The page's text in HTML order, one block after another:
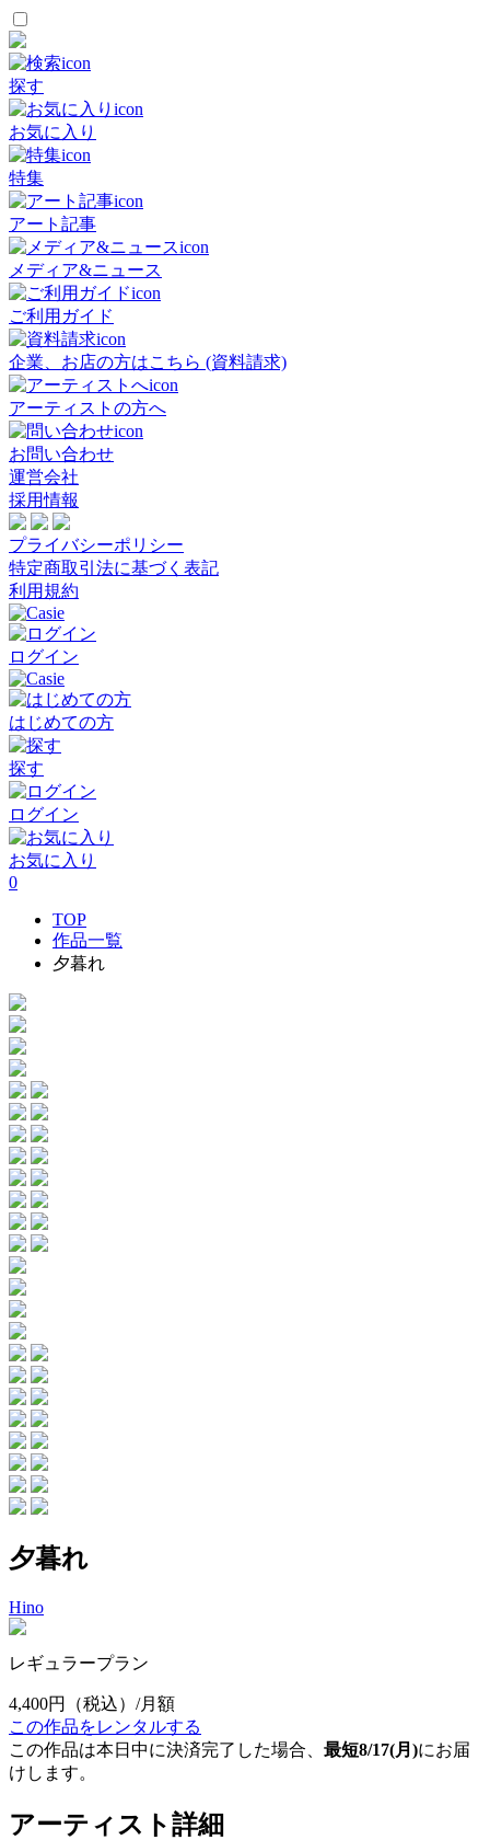
探す
お気に入り
特集
アート記事
メディア&ニュース
ご利用ガイド
企業、お店の方はこちら (資料請求)
アーティストの方へ
お問い合わせ
運営会社
採用情報
プライバシーポリシー
特定商取引法に基づく表記
利用規約
ログイン
はじめての方
探す
ログイン
お気に入り
0
TOP
作品一覧
夕暮れ
夕暮れ
Hino
レギュラープラン
4,400円
（税込）/月額
この作品をレンタルする
この作品は本日中に決済完了した場合、 最短8/17(月)にお届
けします。
アーティスト詳細